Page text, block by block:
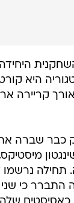
היא
קריירה
שברה את
כי שני